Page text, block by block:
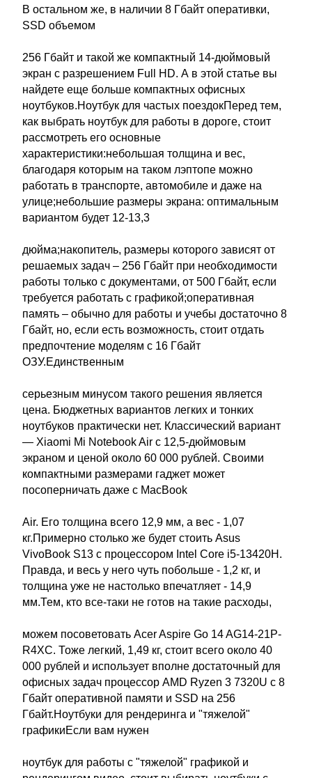
В остальном же, в наличии 8 Гбайт оперативки,
SSD объемом
256 Гбайт и такой же компактный 14-дюймовый
экран с разрешением Full HD. А в этой статье вы
найдете еще больше компактных офисных
ноутбуков.Ноутбук для частых поездокПеред тем,
как выбрать ноутбук для работы в дороге, стоит
рассмотреть его основные
характеристики:небольшая толщина и вес,
благодаря которым на таком лэптопе можно
работать в транспорте, автомобиле и даже на
улице;небольшие размеры экрана: оптимальным
вариантом будет 12-13,3
дюйма;накопитель, размеры которого зависят от
решаемых задач – 256 Гбайт при необходимости
работы только с документами, от 500 Гбайт, если
требуется работать с графикой;оперативная
память – обычно для работы и учебы достаточно 8
Гбайт, но, если есть возможность, стоит отдать
предпочтение моделям с 16 Гбайт
ОЗУ.Единственным
серьезным минусом такого решения является
цена. Бюджетных вариантов легких и тонких
ноутбуков практически нет. Классический вариант
— Xiaomi Mi Notebook Air c 12,5-дюймовым
экраном и ценой около 60 000 рублей. Своими
компактными размерами гаджет может
посоперничать даже с MacBook
Air. Его толщина всего 12,9 мм, а вес - 1,07
кг.Примерно столько же будет стоить Asus
VivoBook S13 c процессором Intel Core i5-13420H.
Правда, и весь у него чуть побольше - 1,2 кг, и
толщина уже не настолько впечатляет - 14,9
мм.Тем, кто все-таки не готов на такие расходы,
можем посоветовать Acer Aspire Go 14 AG14-21P-
R4XC. Тоже легкий, 1,49 кг, стоит всего около 40
000 рублей и использует вполне достаточный для
офисных задач процессор AMD Ryzen 3 7320U с 8
Гбайт оперативной памяти и SSD на 256
Гбайт.Ноутбуки для рендеринга и "тяжелой"
графикиЕсли вам нужен
ноутбук для работы с "тяжелой" графикой и